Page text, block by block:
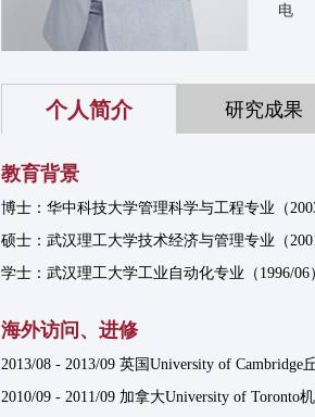
电
个人简介 研究成果
教育背景
博士：华中科技大学管理科学与工程专业（
硕士：武汉理工大学技术经济与管理专业（
学士：武汉理工大学工业自动化专业（1996/06
海外访问、进修
2013/08 - 2013/09 英国University of Cambridge
2010/09 - 2011/09 加拿大University of Toronto